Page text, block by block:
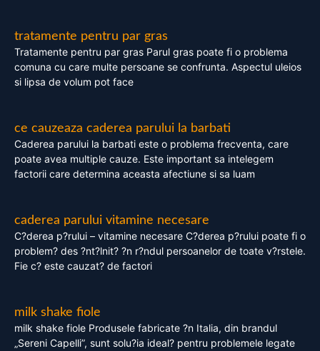
tratamente pentru par gras
Tratamente pentru par gras Parul gras poate fi o problema
comuna cu care multe persoane se confrunta. Aspectul uleios
si lipsa de volum pot face
ce cauzeaza caderea parului la barbati
Caderea parului la barbati este o problema frecventa, care
poate avea multiple cauze. Este important sa intelegem
factorii care determina aceasta afectiune si sa luam
caderea parului vitamine necesare
C?derea p?rului – vitamine necesare C?derea p?rului poate fi o
problem? des ?nt?lnit? ?n r?ndul persoanelor de toate v?rstele.
Fie c? este cauzat? de factori
milk shake fiole
milk shake fiole Produsele fabricate ?n Italia, din brandul
„Sereni Capelli”, sunt solu?ia ideal? pentru problemele legate